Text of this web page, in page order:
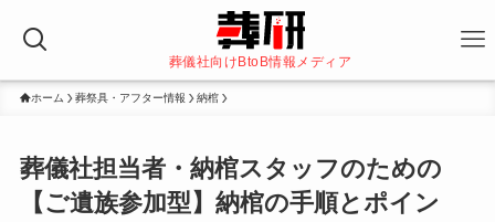
葬儀社向けBtoB情報メディア
ホーム 葬祭具・アフター情報 納棺
葬儀社担当者・納棺スタッフのための
【ご遺族参加型】納棺の手順とポイン